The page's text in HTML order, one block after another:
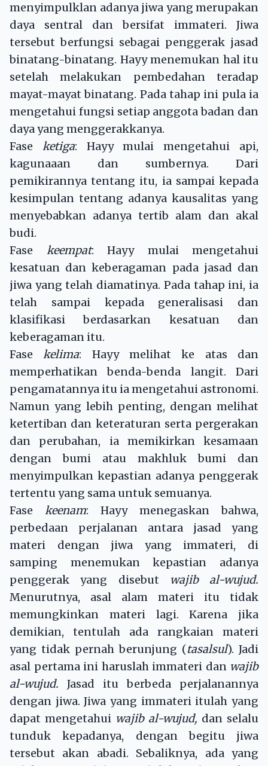
menyimpulklan adanya jiwa yang merupakan
daya sentral dan bersifat immateri. Jiwa
tersebut berfungsi sebagai penggerak jasad
binatang-binatang. Hayy menemukan hal itu
setelah melakukan pembedahan teradap
mayat-mayat binatang. Pada tahap ini pula ia
mengetahui fungsi setiap anggota badan dan
daya yang menggerakkanya.
Fase ketiga: Hayy mulai mengetahui api,
kagunaaan dan sumbernya. Dari
pemikirannya tentang itu, ia sampai kepada
kesimpulan tentang adanya kausalitas yang
menyebabkan adanya tertib alam dan akal
budi.
Fase keempat: Hayy mulai mengetahui
kesatuan dan keberagaman pada jasad dan
jiwa yang telah diamatinya. Pada tahap ini, ia
telah sampai kepada generalisasi dan
klasifikasi berdasarkan kesatuan dan
keberagaman itu.
Fasekelima: Hayy melihat ke atas dan
memperhatikan benda-benda langit. Dari
pengamatannya itu ia mengetahui astronomi.
Namun yang lebih penting, dengan melihat
ketertiban dan keteraturan serta pergerakan
dan perubahan, ia memikirkan kesamaan
dengan bumi atau makhluk bumi dan
menyimpulkan kepastian adanya penggerak
tertentu yang sama untuk semuanya.
Fase keenam: Hayy menegaskan bahwa,
perbedaan perjalanan antara jasad yang
materi dengan jiwa yang immateri, di
samping menemukan kepastian adanya
penggerak yang disebut wajib al-wujud.
Menurutnya, asal alam materi itu tidak
memungkinkan materi lagi. Karena jika
demikian, tentulah ada rangkaian materi
yang tidak pernah berunjung (tasalsul). Jadi
asal pertama ini haruslah immateri dan wajib
al-wujud. Jasad itu berbeda perjalanannya
dengan jiwa. Jiwa yang immateri itulah yang
dapat mengetahui wajib al-wujud, dan selalu
tunduk kepadanya, dengan begitu jiwa
tersebut akan abadi. Sebaliknya, ada yang